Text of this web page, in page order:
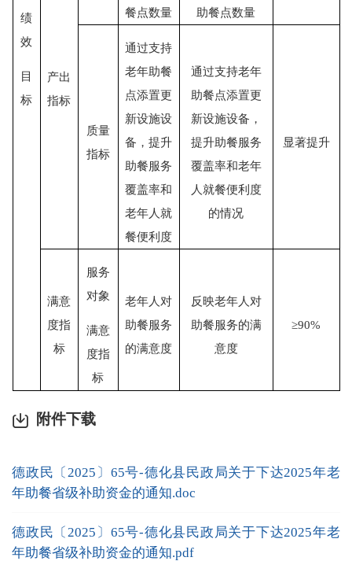
绩
效
目
标
产出
指标
餐点数量
助餐点数量
质量
指标
通过支持
老年助餐
点添置更
新设施设
备，提升
助餐服务
覆盖率和
老年人就
餐便利度
通过支持老年
助餐点添置更
新设施设备，
提升助餐服务
覆盖率和老年
人就餐便利度
的情况
显著提升
满意
度指
标
服务
对象
满意
度指
标
老年人对
助餐服务
的满意度
反映老年人对
助餐服务的满
意度
≥90%
附件下载
德政民〔2025〕65号-德化县民政局关于下达2025年老
年助餐省级补助资金的通知.doc
德政民〔2025〕65号-德化县民政局关于下达2025年老
年助餐省级补助资金的通知.pdf